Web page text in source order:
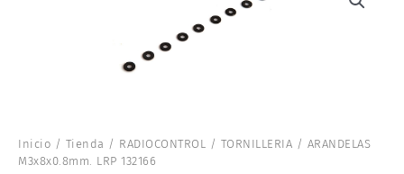
Inicio / Tienda / RADIOCONTROL / TORNILLERIA / ARANDELAS
M3x8x0.8mm. LRP 132166